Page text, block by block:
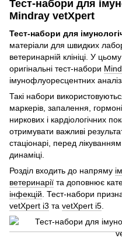
Тест-набори для
Mindray vetXpert
Тест-набори для
матеріали для швидких
ветеринарній клініці. У
оригінальні тест-набори
імунофлуоресцентних
Такі набори
маркерів, запалення,
ниркових і кардіологічних
отримувати важливі
стаціонарі, перед
динаміці.
Розділ входить до напряму
ветеринарії та доповнює
інфекцій . Тест-набори
vetXpert i3 та vetXpert i5